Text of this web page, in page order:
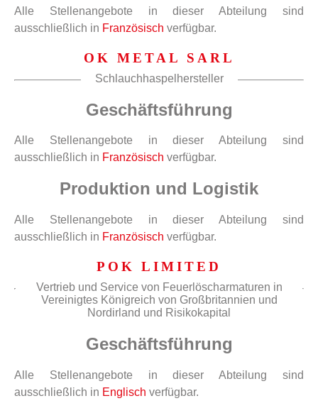
Alle Stellenangebote in dieser Abteilung sind
ausschließlich in Französisch verfügbar.
OK METAL SARL
Schlauchhaspelhersteller
Geschäftsführung
Alle Stellenangebote in dieser Abteilung sind
ausschließlich in Französisch verfügbar.
Produktion und Logistik
Alle Stellenangebote in dieser Abteilung sind
ausschließlich in Französisch verfügbar.
POK LIMITED
Vertrieb und Service von Feuerlöscharmaturen in
Vereinigtes Königreich von Großbritannien und
Nordirland und Risikokapital
Geschäftsführung
Alle Stellenangebote in dieser Abteilung sind
ausschließlich in Englisch verfügbar.